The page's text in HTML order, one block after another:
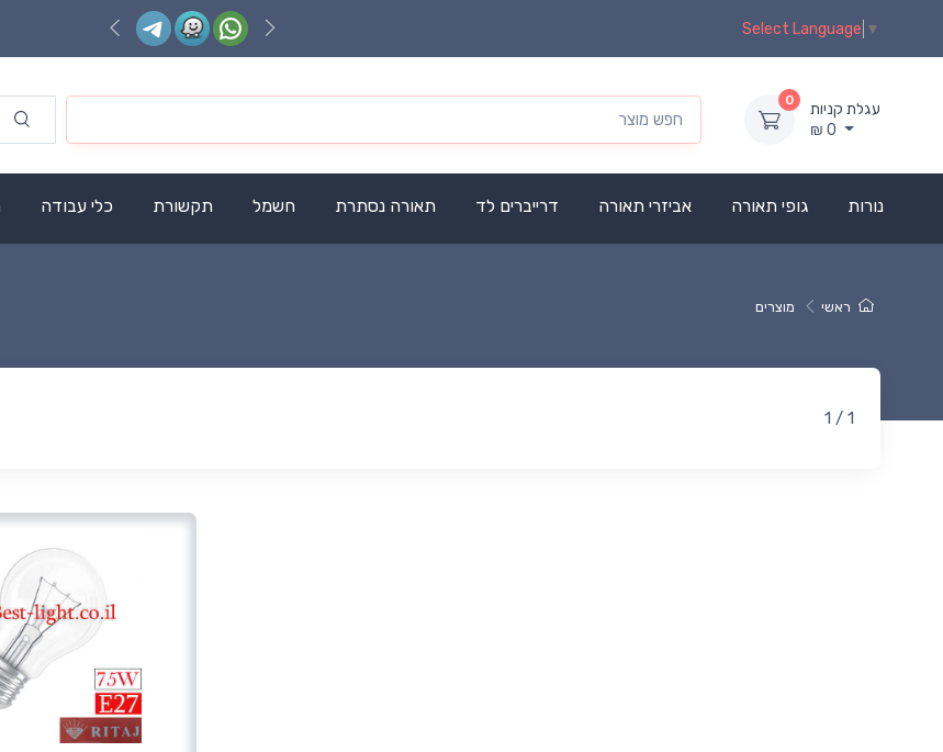
Select Language ▼
0
עגלת קניות
₪ 0
נורות גופי תאורה אביזרי תאורה דרייברים לד תאורה נסתרת חשמל תקשורת כלי עבודה
ראשי מוצרים
1 / 1